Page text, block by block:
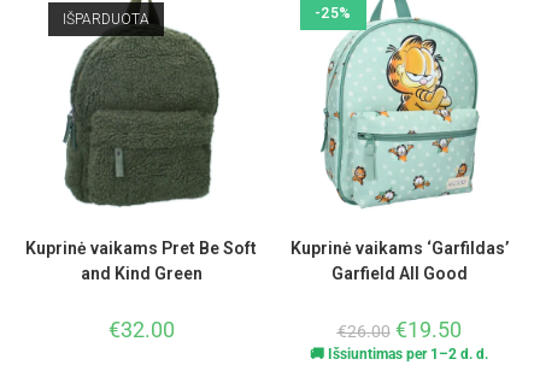
IŠPARDUOTA
Kuprinė vaikams Pret Be Soft
and Kind Green
€32.00
-25%
Kuprinė vaikams ‘Garfildas’
Garfield All Good
€26.00 €19.50
🚚 Išsiuntimas per 1–2 d. d.